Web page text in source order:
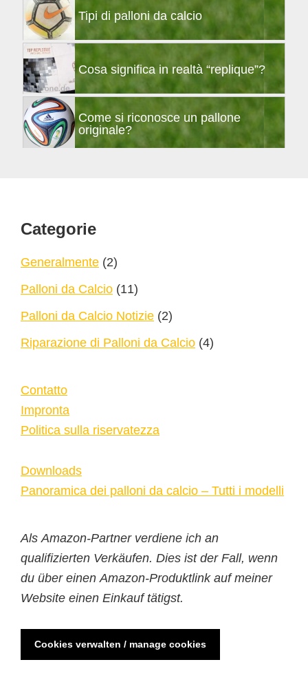
Tipi di palloni da calcio
Cosa significa in realtà “replique”?
Come si riconosce un pallone
originale?
Footer
Categorie
Generalmente (2)
Palloni da Calcio (11)
Palloni da Calcio Notizie (2)
Riparazione di Palloni da Calcio (4)
Contatto
Impronta
Politica sulla riservatezza
Downloads
Panoramica dei palloni da calcio – Tutti i modelli
Als Amazon-Partner verdiene ich an
qualifizierten Verkäufen. Dies ist der Fall, wenn
du über einen Amazon-Produktlink auf meiner
Website einen Einkauf tätigst.
Cookies verwalten / manage cookies